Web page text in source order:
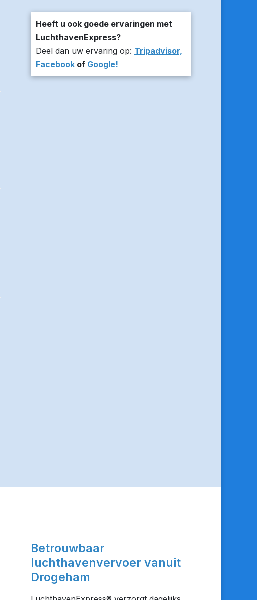
Heeft u ook goede ervaringen met
LuchthavenExpress?
Deel dan uw ervaring op: Tripadvisor,
Facebook ofGoogle!
Betrouwbaar
luchthavenvervoer vanuit
Drogeham